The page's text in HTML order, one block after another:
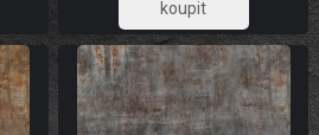
5 784,30